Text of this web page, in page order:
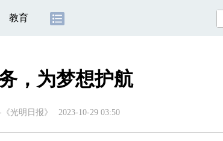
教育
，为梦想护航
光明日报》 2023-10-29 03:50